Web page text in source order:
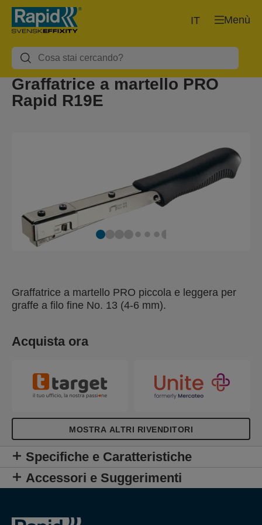
Menù
IT
Graffatrice a martello PRO
Rapid R19E
Graffatrice a martello PRO piccola e leggera per
graffe a filo fine No. 13 (4-6 mm).
Acquista ora
MOSTRA ALTRI RIVENDITORI
Specifiche e Caratteristiche
Accessori e Suggerimenti